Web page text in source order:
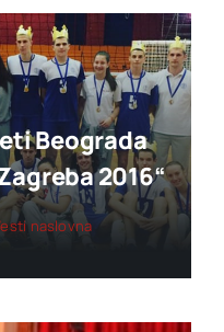
Beograda
2016“
naslovna